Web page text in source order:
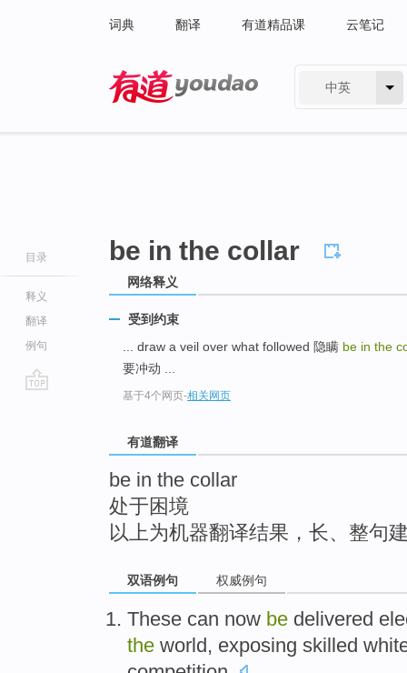
词典 翻译 有道精品课 云笔记
中英
目录
释义
翻译
例句
be in the collar
网络释义
受到约束
... draw a veil over what followed 隐瞒 be in the
要冲动 ...
基于4个网页-相关网页
有道翻译
be in the collar
处于困境
以上为机器翻译结果，长、整句
双语例句 权威例句
These can now be delivered
the world, exposing skilled